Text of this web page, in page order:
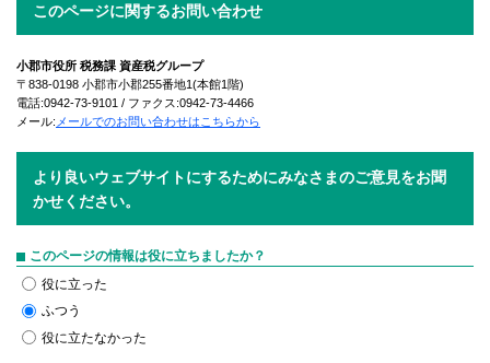
このページに関するお問い合わせ
小郡市役所 税務課 資産税グループ
〒838-0198 小郡市小郡255番地1(本館1階)
電話:0942-73-9101 / ファクス:0942-73-4466
メール: メールでのお問い合わせはこちらから
より良いウェブサイトにするためにみなさまのご意見をお聞
かせください。
このページの情報は役に立ちましたか？
役に立った
ふつう
役に立たなかった